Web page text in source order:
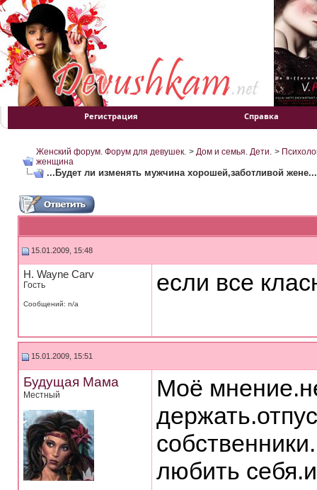
Регистрация Справка
Женский форум. Форум для девушек. > Дом и семья. Дети. >
женщина
...Будет ли изменять мужчина хорошей,заботливой жене...
15.01.2009, 15:48
H. Wayne Carv
Гость
Сообщений: n/a
если все
15.01.2009, 15:51
Будущая Мама
Местный
Моё
любить